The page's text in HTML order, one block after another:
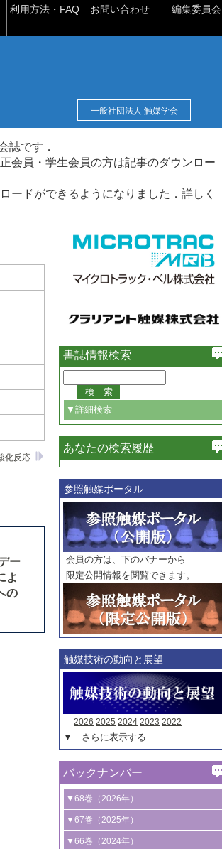
利用方法・FAQ お問い合わせ 編集委員会
一般社団法人 触媒学会
誌です．
会員・学生会員の方は記事のダウンロー
ードができるようになりました．詳しく
化反応
ー
よ
の
書誌情報検索
▼詳細検索
必ず含む
巻・号指定
巻
号
範囲指定
巻
号～
巻
号
触媒年鑑
年度
記事種別
マーク：
マークあり
あなたの検索履歴
参照触媒ポータル
会員の方は、下のバナーから
限定公開情報を閲覧できます。
触媒技術の動向と展望
2026 2025 2024 2023 2022
▼…さらに表示する
バックナンバー
▼68巻（2026年）
1号 過酸化水素合成に関する研究動向
2号 コンピューター技術により加速する
▼67巻（2025年）
1号 CO
水素化によるグリーン燃料/グリ
▼66巻（2024年）